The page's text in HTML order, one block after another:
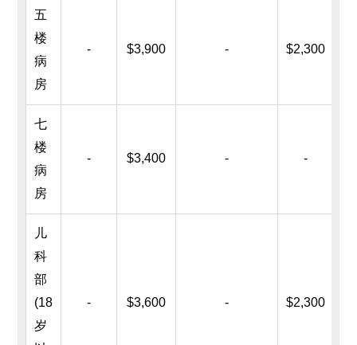
五
楼
病
房
- $3,900 - $2,300
七
楼
病
房
- $3,400 - -
儿
科
部
(18
岁
- $3,600 - $2,300